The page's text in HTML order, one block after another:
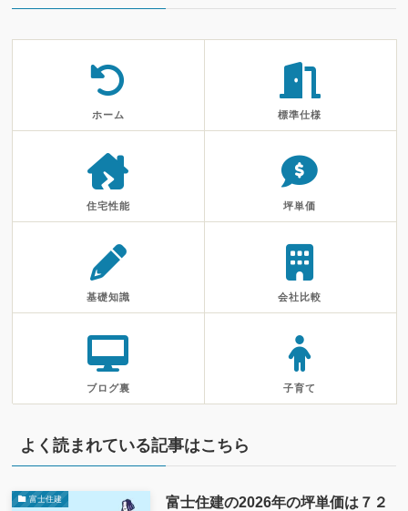
ホーム 標準仕様
住宅性能 坪単価
基礎知識 会社比較
ブログ裏 子育て
よく読まれている記事はこちら
富士住建
富士住建の2026年の坪単価は７２